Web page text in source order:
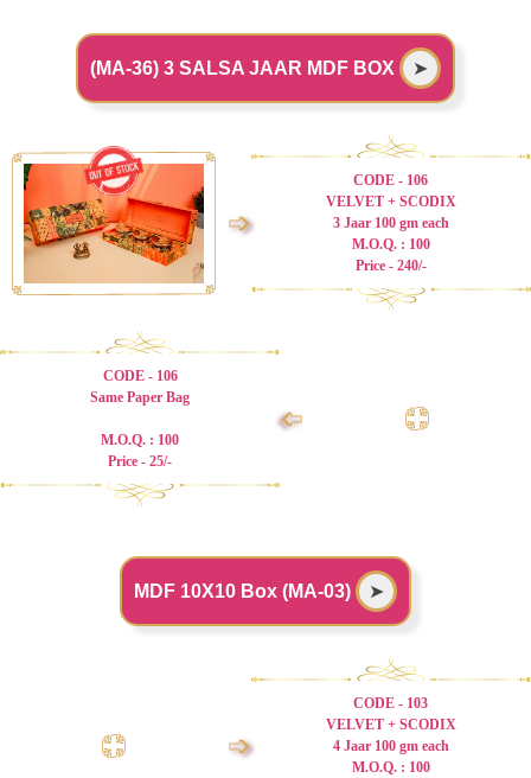
(MA-36) 3 SALSA JAAR MDF BOX ➤
➩
CODE - 106
VELVET + SCODIX
3 Jaar 100 gm each
M.O.Q. : 100
Price - 240/-
CODE - 106
Same Paper Bag
M.O.Q. : 100
Price - 25/-
➩
MDF 10X10 Box (MA-03) ➤
➩
CODE - 103
VELVET + SCODIX
4 Jaar 100 gm each
M.O.Q. : 100